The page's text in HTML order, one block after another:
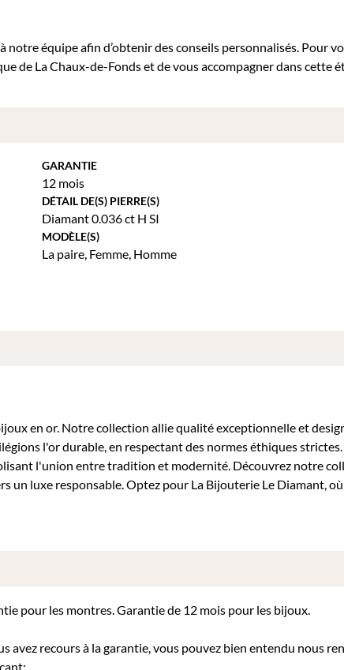
notre équipe afin d’obtenir des conseils personnalisés. Pour
de La Chaux-de-Fonds et de vous accompagner dans cette
GARANTIE
12 mois
DÉTAIL DE(S) PIERRE(S)
Diamant 0.036 ct H SI
MODÈLE(S)
La paire, Femme, Homme
en or. Notre collection allie qualité exceptionnelle et
l'or durable, en respectant des normes éthiques
l'union entre tradition et modernité. Découvrez notre
un luxe responsable. Optez pour La Bijouterie Le Diamant,
pour les montres. Garantie de 12 mois pour les bijoux.
avez recours à la garantie, vous pouvez bien entendu nous